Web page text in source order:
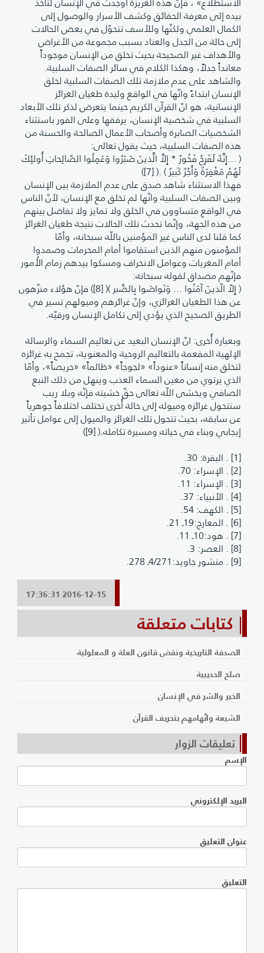
بيده إلى معرفة الحقائق وكشف الأسرار والوصول إلى
الكمال العلمي ولكنّها وللأسف تتحوّل في بعض الحالات
إلى حالة من الجدل والعناد بسبب مجموعة من الأغراض
والأهداف غير الصحيحة بحيث تخلق من الإنسان موجوداً
معانداً جدلاً، وهكذا الكلام في سائر الصفات السلبية.
والشاهد على عدم ملازمة تلك الصفات السلبية لخلق
الإنسان ابتداءً وانّها في الواقع وليدة طغيان الغرائز
الإنسانية، هو انّ القرآن الكريم حينما يتعرض لذكر تلك الأبعاد
السلبية في شخصية الإنسان، يرفقها وعلى الفور باستثناء
الشخصيات الصابرة وأصحاب الأعمال الصالحة والحسنة من
هذه الصفات السلبية، حيث يقول تعالى:
( ...إِنَّهُ لَفَرِحٌ فَخُورٌ * إِلاَّ الَّذينَ صَبَرُوا وَعَمِلُوا الصّالِحاتِ أُولئِكَ
لَهُمْ مَغْفِرَةٌ وَأَجْرٌ كَبيرٌ ) .( [7])
فهذا الاستثناء شاهد صدق على عدم الملازمة بين الإنسان
وبين الصفات السلبية وانّها لم تخلق مع الإنسان، لأنّ الناس
في الواقع متساوون في الخلق ولا تمايز ولا تفاضل بينهم
من هذه الجهة، وإنّما تحدث تلك الحالات نتيجة طغيان الغرائز
كما قلنا لدى الناس غير المؤمنين باللّه سبحانه، وأمّا
المؤمنون منهم الذين استقاموا أمام المحرمات وصمدوا
أمام المغريات وعوامل الانحراف ومسكوا بيدهم زمام الأُمور
فإنّهم مصداق لقوله سبحانه:
( إِلاّ الّذينَ آمَنُوا ... وَتَواصَوا بِالصِّبر )( [8]) فإنّ هؤلاء منزّهون
عن هذا الطغيان الغرائزي، وإنّ غرائزهم وميولهم تسير في
الطريق الصحيح الذي يؤدي إلى تكامل الإنسان ورقيّه.
وبعبارة أُخرى: انّ الإنسان البعيد عن تعاليم السماء والرسالة
الإلهية المفعمة بالتعاليم الروحية والمعنوية، تجمح به غرائزه
لتخلق منه إنساناً «عنوداً» «لجوجاً» «ظالماً» «حريصاً»، وأمّا
الذي يرتوي من معين السماء العذب وينهل من ذلك النبع
الصافي ويخشى اللّه تعالى حقّ خشيته فإنّه وبلا ريب
ستتحول غرائزه وميوله إلى حالة أُخرى تختلف اختلافاً جوهرياً
عن سابقه، بحيث تتحول تلك الغرائز والميول إلى عوامل تأثير
إيجابي وبناء في حياته ومسيرة تكامله.( [9])
[1] . البقرة: 30.
[2] . الإسراء: 70.
[3] . الإسراء: 11.
[4] . الأنبياء: 37.
[5] . الكهف: 54.
[6] . المعارج:19ـ 21.
[7] . هود:10ـ 11.
[8] . العصر: 3.
[9] . منشور جاويد:4/271ـ 278.
2016-12-15 17:36:31
كتابات متعلقة
الصدفة التاريخية ونقض قانون العلة و المعلولية
صلح الحديبية
الخير والشر في الإنسان
الشيعة واتّهامهم بتحريف القرآن
تعليقات الزوار
الإسم
البريد الإلكتروني
عنوان التعليق
التعليق